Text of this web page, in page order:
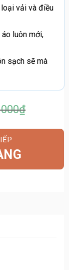
vải và điều
luôn mới,
sạch sẽ mà
₫